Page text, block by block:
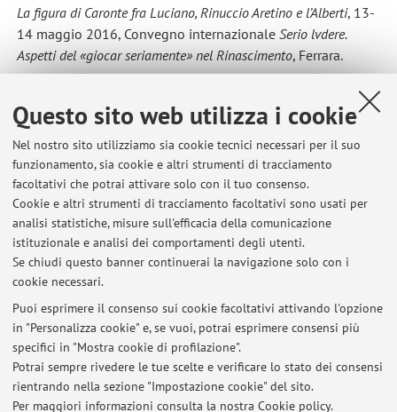
Questo sito web utilizza i cookie
Nel nostro sito utilizziamo sia cookie tecnici necessari per il suo
funzionamento, sia cookie e altri strumenti di tracciamento
facoltativi che potrai attivare solo con il tuo consenso.
Cookie e altri strumenti di tracciamento facoltativi sono usati per
analisi statistiche, misure sull'efficacia della comunicazione
istituzionale e analisi dei comportamenti degli utenti.
Se chiudi questo banner continuerai la navigazione solo con i
cookie necessari.
Puoi esprimere il consenso sui cookie facoltativi attivando l'opzione
in "Personalizza cookie" e, se vuoi, potrai esprimere consensi più
specifici in "Mostra cookie di profilazione".
Potrai sempre rivedere le tue scelte e verificare lo stato dei consensi
rientrando nella sezione "Impostazione cookie" del sito.
Per maggiori informazioni consulta la nostra Cookie policy.
La figura di Caronte fra Luciano, Rinuccio Aretino e l’Alberti, 13-
14 maggio 2016, Convegno internazionale Serio lvdere.
Aspetti del «giocar seriamente» nel Rinascimento, Ferrara.
Membro del comitato organizzativo della mostra
Tra la corte
e il mondo-Il metodo enciclopedico di Pellegrino Prisciani,
umanista e officiale estense, Archivio di Stato di Modena,
2018.
Membro del comitato organizzativo della mostra
Il segno di
Ariosto. Autografi e carte ariostesche nell'Archivio di Stato di
Modena, Archivio di Stato di Modena, 2017.
Membro della redazione della rivistaEcdotica.
Ultimi avvisi
Al momento non sono presenti avvisi.